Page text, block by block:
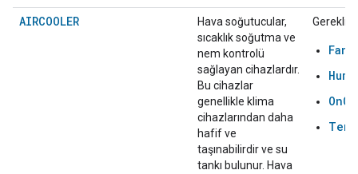
AIRCOOLER
Hava soğutucular,
sıcaklık soğutma ve
nem kontrolü
sağlayan cihazlardır.
Bu cihazlar
genellikle klima
cihazlarından daha
hafif ve
taşınabilirdir ve su
tankı bulunur. Hava
Gerekli: